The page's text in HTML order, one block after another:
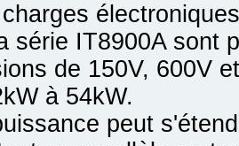
série IT8900A sont
de 150V, 600V
à 54kW.
peut